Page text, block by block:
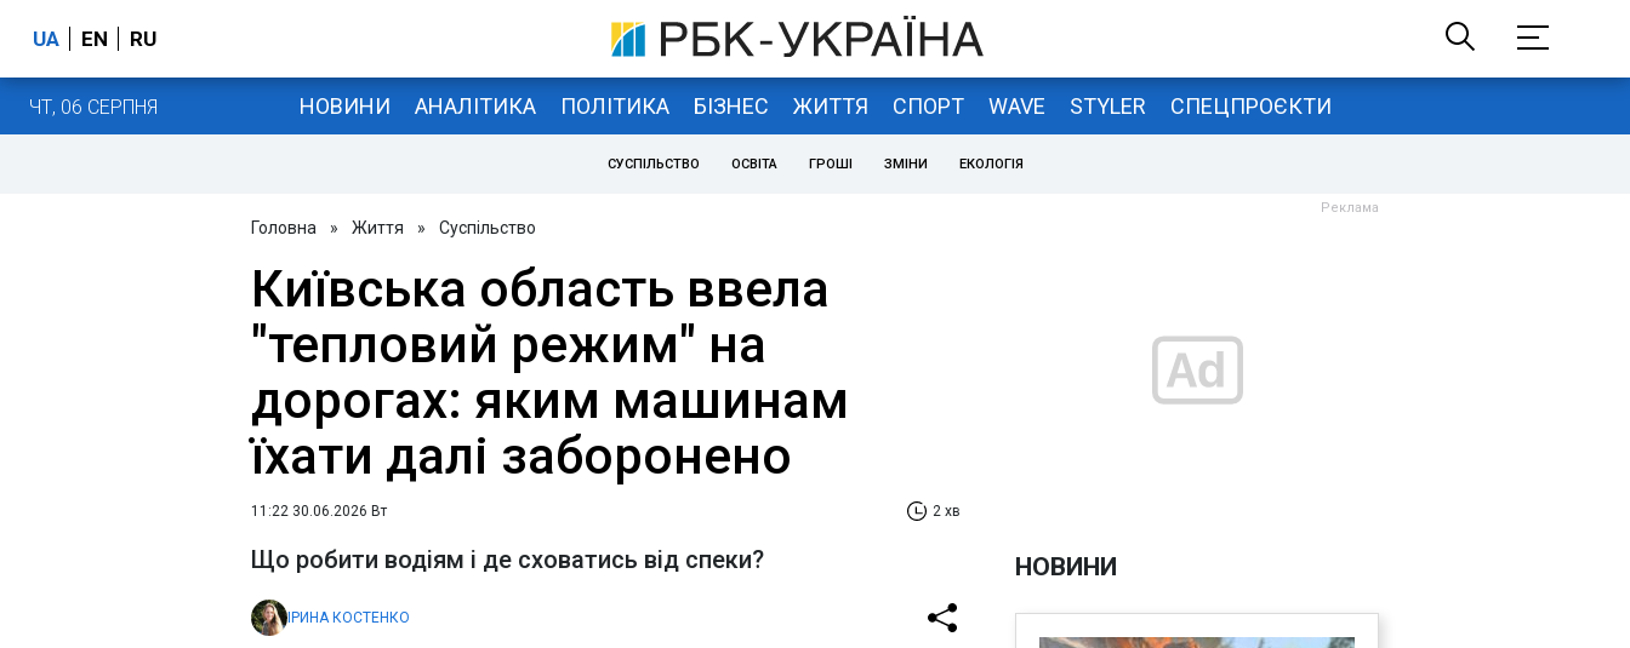
UA EN RU
ЧТ, 06 СЕРПНЯ НОВИНИ АНАЛІТИКА ПОЛІТИКА БІЗНЕС ЖИТТЯ СПОРТ WAVE STYLER СПЕЦПРОЄКТИ
СУСПІЛЬСТВО ОСВІТА ГРОШІ ЗМІНИ ЕКОЛОГІЯ
Головна » Життя » Суспільство
Київська область ввела
"тепловий режим" на
дорогах: яким машинам
їхати далі заборонено
11:22 30.06.2026 Вт 2 хв
Що робити водіям і де сховатись від спеки?
ІРИНА КОСТЕНКО
НОВИНИ